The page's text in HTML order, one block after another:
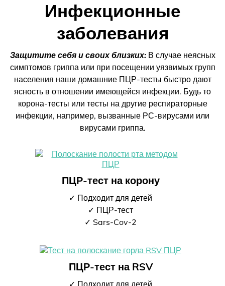
Инфекционные
заболевания
Защитите себя и своих близких:В случае неясных
симптомов гриппа или при посещении уязвимых групп
населения наши домашние ПЦР-тесты быстро дают
ясность в отношении имеющейся инфекции. Будь то
корона-тесты или тесты на другие респираторные
инфекции, например, вызванные РС-вирусами или
вирусами гриппа.
ПЦР-тест на корону
✓ Подходит для детей
✓ ПЦР-тест
✓ Sars-Cov-2
ПЦР-тест на RSV
✓ Подходит для детей